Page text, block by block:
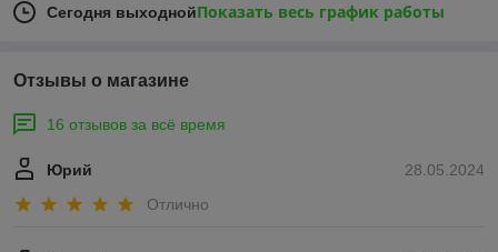
Сегодня выходнойПоказать весь график работы
Отзывы о магазине
16 отзывов за всё время
28.05.2024
Юрий
Отлично